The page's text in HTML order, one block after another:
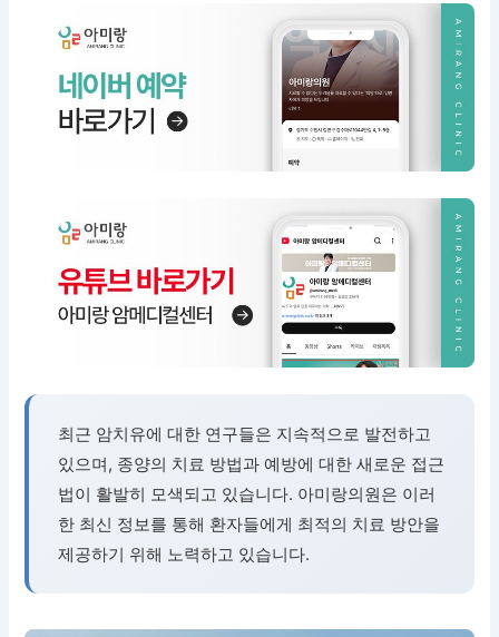
최근 암치유에 대한 연구들은 지속적으로 발전하고
있으며, 종양의 치료 방법과 예방에 대한 새로운 접근
법이 활발히 모색되고 있습니다. 아미랑의원은 이러
한 최신 정보를 통해 환자들에게 최적의 치료 방안을
제공하기 위해 노력하고 있습니다.